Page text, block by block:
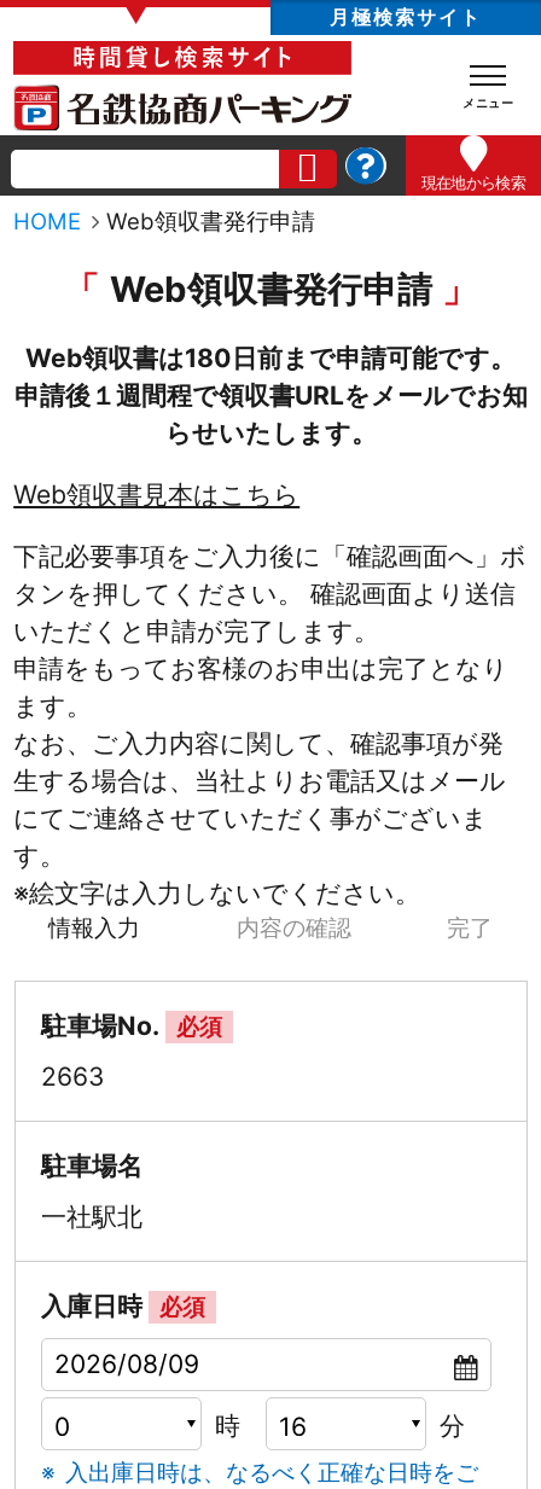
▼ 月極検索サイト
現在地から検索
HOME Web領収書発行申請
Web領収書発行申請
Web領収書は180日前まで申請可能です。
申請後１週間程で領収書URLをメールでお知
らせいたします。
Web領収書見本はこちら
下記必要事項をご入力後に「確認画面へ」ボ
タンを押してください。 確認画面より送信
いただくと申請が完了します。
申請をもってお客様のお申出は完了となり
ます。
なお、ご入力内容に関して、確認事項が発
生する場合は、当社よりお電話又はメール
にてご連絡させていただく事がございま
す。
※絵文字は入力しないでください。
情報入力 内容の確認 完了
駐車場No. 必須
2663
駐車場名
一社駅北
入庫日時 必須
時 分
入出庫日時は、なるべく正確な日時をご